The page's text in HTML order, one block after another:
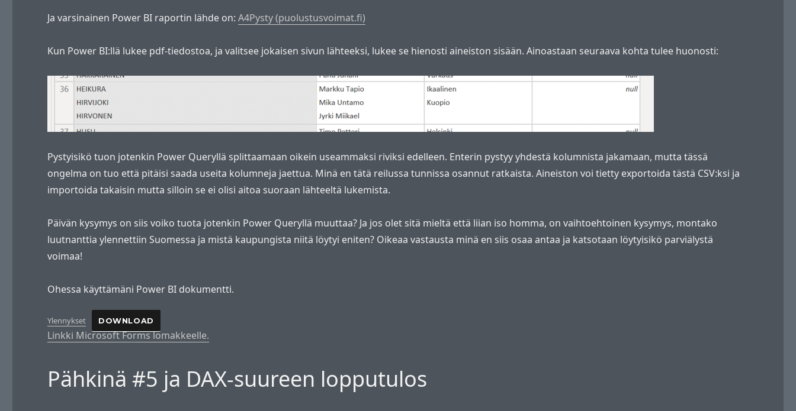
Ja varsinainen Power BI raportin lähde on:A4Pysty (puolustusvoimat.fi)
Kun Power BI:llä lukee pdf-tiedostoa, ja valitsee jokaisen sivun lähteeksi, lukee se hienosti aineiston sisään. Ainoastaan seuraava kohta tulee huonosti:
Pystyisikö tuon jotenkin Power Queryllä splittaamaan oikein useammaksi riviksi edelleen. Enterin pystyy yhdestä kolumnista jakamaan, mutta tässä
ongelma on tuo että pitäisi saada useita kolumneja jaettua. Minä en tätä reilussa tunnissa osannut ratkaista. Aineiston voi tietty exportoida tästä CSV:ksi ja
importoida takaisin mutta silloin se ei olisi aitoa suoraan lähteeltä lukemista.
Päivän kysymys on siis voiko tuota jotenkin Power Queryllä muuttaa? Ja jos olet sitä mieltä että liian iso homma, on vaihtoehtoinen kysymys, montako
luutnanttia ylennettiin Suomessa ja mistä kaupungista niitä löytyi eniten? Oikeaa vastausta minä en siis osaa antaa ja katsotaan löytyisikö parviälystä
voimaa!
Ohessa käyttämäni Power BI dokumentti.
Ylennykset DOWNLOAD
Linkki Microsoft Forms lomakkeelle.
Pähkinä #5 ja DAX-suureen lopputulos